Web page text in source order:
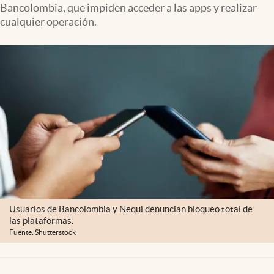
Bancolombia, que impiden acceder a las apps y realizar
cualquier operación.
Usuarios de Bancolombia y Nequi denuncian bloqueo total de
las plataformas.
Fuente: Shutterstock